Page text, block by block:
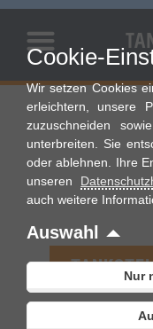
Zum
Inhalt
springenCookie-
Wir setzen Cookies
erleichtern, unsere
zuzuschneiden
unterbreiten. Sie
oder ablehnen. Ihre
unseren
auch weitere
Auswahl
Nur